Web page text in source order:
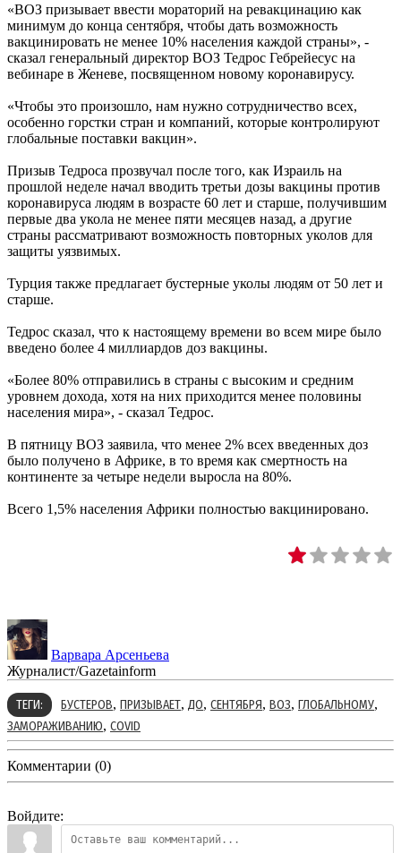
«ВОЗ призывает ввести мораторий на ревакцинацию как
минимум до конца сентября, чтобы дать возможность
вакцинировать не менее 10% населения каждой страны», -
сказал генеральный директор ВОЗ Тедрос Гебрейесус на
вебинаре в Женеве, посвященном новому коронавирусу.
«Чтобы это произошло, нам нужно сотрудничество всех,
особенно горстки стран и компаний, которые контролируют
глобальные поставки вакцин».
Призыв Тедроса прозвучал после того, как Израиль на
прошлой неделе начал вводить третьи дозы вакцины против
коронавируса людям в возрасте 60 лет и старше, получившим
первые два укола не менее пяти месяцев назад, а другие
страны рассматривают возможность повторных уколов для
защиты уязвимых.
Турция также предлагает бустерные уколы людям от 50 лет и
старше.
Тедрос сказал, что к настоящему времени во всем мире было
введено более 4 миллиардов доз вакцины.
«Более 80% отправились в страны с высоким и средним
уровнем дохода, хотя на них приходится менее половины
населения мира», - сказал Тедрос.
В пятницу ВОЗ заявила, что менее 2% всех введенных доз
было получено в Африке, в то время как смертность на
континенте за четыре недели выросла на 80%.
Всего 1,5% населения Африки полностью вакцинировано.
Варвара Арсеньева
Журналист/Gazetainform
ТЕГИ: БУСТЕРОВ, ПРИЗЫВАЕТ, ДО, СЕНТЯБРЯ, ВОЗ, ГЛОБАЛЬНОМУ,
ЗАМОРАЖИВАНИЮ, COVID
Комментарии (0)
Войдите: